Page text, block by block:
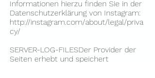
Informationen hierzu finden Sie in der
Datenschutzerklärung von Instagram:
http://instagram.com/about/legal/priva
cy/
SERVER-LOG-FILESDer Provider der
Seiten erhebt und speichert